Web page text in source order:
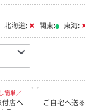
北海道: 関東: 東海:
簡単／
店へ
ご自宅へ送る